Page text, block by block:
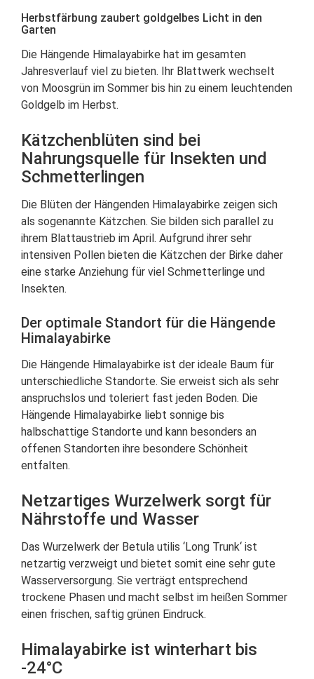
Herbstfärbung zaubert goldgelbes Licht in den
Garten
Die Hängende Himalayabirke hat im gesamten
Jahresverlauf viel zu bieten. Ihr Blattwerk wechselt
von Moosgrün im Sommer bis hin zu einem leuchtenden
Goldgelb im Herbst.
Kätzchenblüten sind bei
Nahrungsquelle für Insekten und
Schmetterlingen
Die Blüten der Hängenden Himalayabirke zeigen sich
als sogenannte Kätzchen. Sie bilden sich parallel zu
ihrem Blattaustrieb im April. Aufgrund ihrer sehr
intensiven Pollen bieten die Kätzchen der Birke daher
eine starke Anziehung für viel Schmetterlinge und
Insekten.
Der optimale Standort für die Hängende
Himalayabirke
Die Hängende Himalayabirke ist der ideale Baum für
unterschiedliche Standorte. Sie erweist sich als sehr
anspruchslos und toleriert fast jeden Boden. Die
Hängende Himalayabirke liebt sonnige bis
halbschattige Standorte und kann besonders an
offenen Standorten ihre besondere Schönheit
entfalten.
Netzartiges Wurzelwerk sorgt für
Nährstoffe und Wasser
Das Wurzelwerk der Betula utilis ‘Long Trunk‘ ist
netzartig verzweigt und bietet somit eine sehr gute
Wasserversorgung. Sie verträgt entsprechend
trockene Phasen und macht selbst im heißen Sommer
einen frischen, saftig grünen Eindruck.
Himalayabirke ist winterhart bis
-24°C